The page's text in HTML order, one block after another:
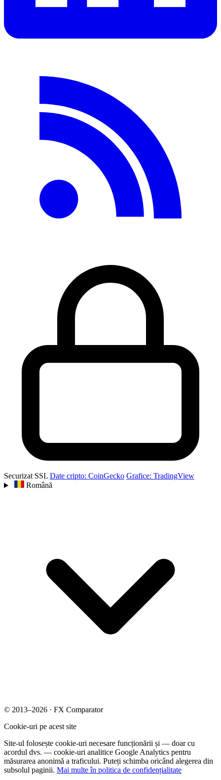
Securizat SSL Date cripto: CoinGecko Grafice: TradingView
Română
© 2013–2026 · FX Comparator
Cookie-uri pe acest site
Site-ul folosește cookie-uri necesare funcționării și — doar cu
acordul dvs. — cookie-uri analitice Google Analytics pentru
măsurarea anonimă a traficului. Puteți schimba oricând alegerea din
subsolul paginii. Mai multe în politica de confidențialitate